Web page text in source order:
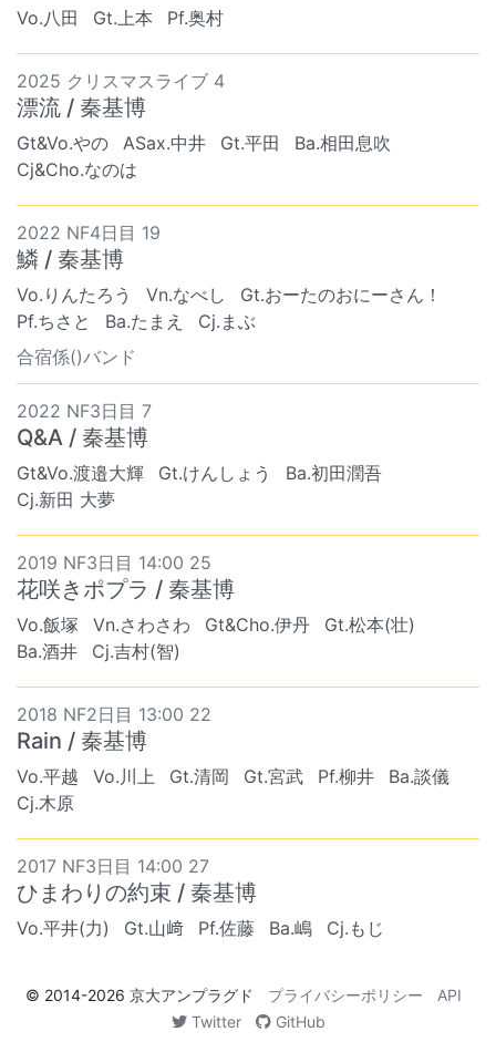
Vo.八田 Gt.上本 Pf.奥村
2025 クリスマスライブ 4
漂流 / 秦基博
Gt&Vo.やの ASax.中井 Gt.平田
Ba.相田息吹
Cj&Cho.なのは
2022 NF4日目 19
鱗 / 秦基博
Vo.りんたろう Vn.なべし
Gt.おーたのおにーさん！
Pf.ちさと
Ba.たまえ
Cj.まぶ
合宿係()バンド
2022 NF3日目 7
Q&A / 秦基博
Gt&Vo.渡邉大輝 Gt.けんしょう
Ba.初田潤吾
Cj.新田 大夢
2019 NF3日目 14:00 25
花咲きポプラ / 秦基博
Vo.飯塚 Vn.さわさわ Gt&Cho.伊丹
Gt.松本(壮)
Ba.酒井
Cj.吉村(智)
2018 NF2日目 13:00 22
Rain / 秦基博
Vo.平越 Vo.川上 Gt.清岡 Gt.宮武 Pf.柳井
Ba.談儀
Cj.木原
2017 NF3日目 14:00 27
ひまわりの約束 / 秦基博
Vo.平井(力) Gt.山﨑 Pf.佐藤 Ba.嶋 Cj.もじ
© 2014-2026 京大アンプラグド プライバシーポリシー
API
Twitter
GitHub